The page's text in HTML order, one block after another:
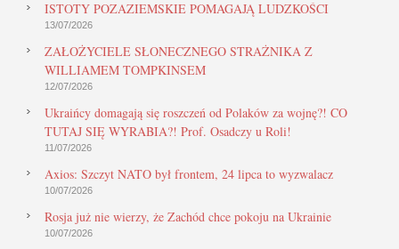
ISTOTY POZAZIEMSKIE POMAGAJĄ LUDZKOŚCI
13/07/2026
ZAŁOŻYCIELE SŁONECZNEGO STRAŻNIKA Z
WILLIAMEM TOMPKINSEM
12/07/2026
Ukraińcy domagają się roszczeń od Polaków za wojnę?! CO
TUTAJ SIĘ WYRABIA?! Prof. Osadczy u Roli!
11/07/2026
Axios: Szczyt NATO był frontem, 24 lipca to wyzwalacz
10/07/2026
Rosja już nie wierzy, że Zachód chce pokoju na Ukrainie
10/07/2026